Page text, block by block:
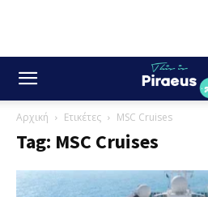
Αρχική Ετικέτες MSC Cruises
Tag: MSC Cruises